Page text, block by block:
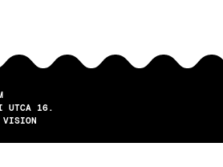
UTCA 16.
VISION